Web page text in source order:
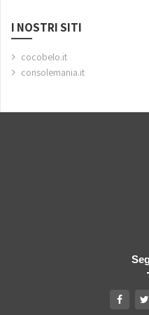
I NOSTRI SITI
cocobelo.it
consolemania.it